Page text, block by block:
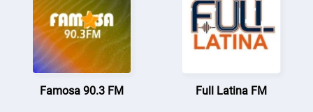
Famosa 90.3 FM Full Latina FM